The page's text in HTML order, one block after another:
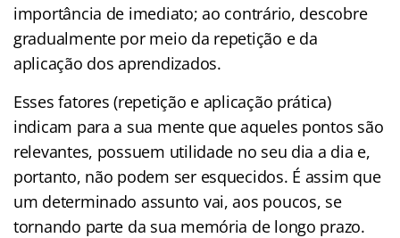
importância de imediato; ao contrário, descobre
gradualmente por meio da repetição e da
aplicação dos aprendizados.
Esses fatores (repetição e aplicação prática)
indicam para a sua mente que aqueles pontos são
relevantes, possuem utilidade no seu dia a dia e,
portanto, não podem ser esquecidos. É assim que
um determinado assunto vai, aos poucos, se
tornando parte da sua memória de longo prazo.